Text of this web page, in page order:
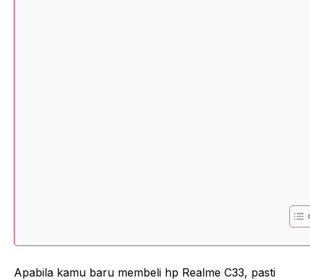
Apabila kamu baru membeli hp Realme C33, pasti